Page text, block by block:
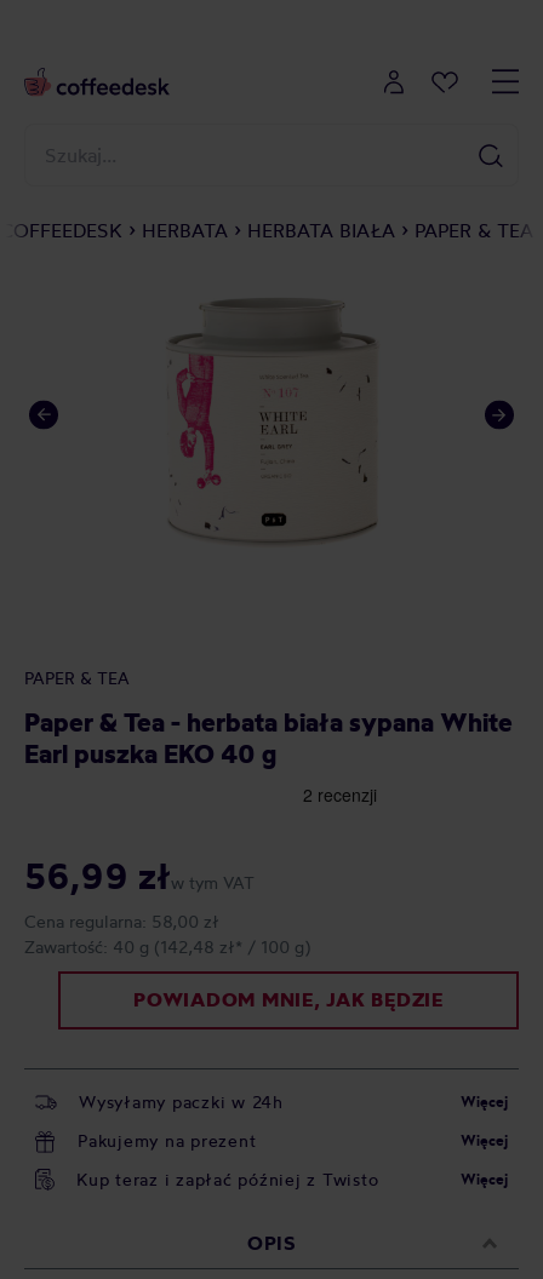
COFFEEDESK HERBATA HERBATA BIAŁA PAPER &
PAPER & TEA
Paper & Tea - herbata biała sypana White
Earl puszka EKO 40 g
56,99 złw tym VAT
Cena regularna: 58,00 zł
Zawartość: 40 g (142,48 zł* / 100 g)
POWIADOM MNIE, JAK BĘDZIE
Wysyłamy paczki w 24h Więcej
Pakujemy na prezent Więcej
Kup teraz i zapłać później z Twisto Więcej
OPIS